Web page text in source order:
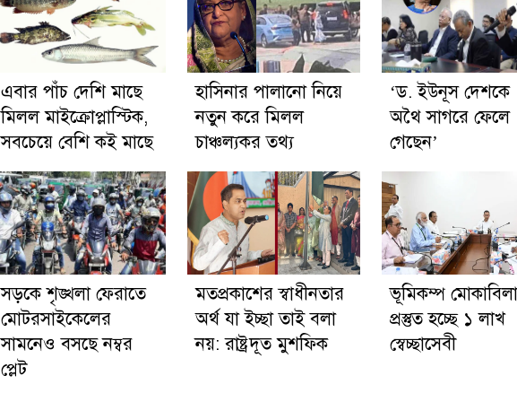
এবার পাঁচ দেশি মাছে
মিলল মাইক্রোপ্লাস্টিক,
সবচেয়ে বেশি কই মাছে
হাসিনার পালানো নিয়ে
নতুন করে মিলল
চাঞ্চল্যকর তথ্য
‘ড. ইউনূস দেশকে
অথৈ সাগরে ফেলে
গেছেন’
সড়কে শৃঙ্খলা ফেরাতে
মোটরসাইকেলের
সামনেও বসছে নম্বর
প্লেট
মতপ্রকাশের স্বাধীনতার
অর্থ যা ইচ্ছা তাই বলা
নয়: রাষ্ট্রদূত মুশফিক
ভূমিকম্প
প্রস্তুত হচ্ছে ১ লাখ
স্বেচ্ছাসেবী